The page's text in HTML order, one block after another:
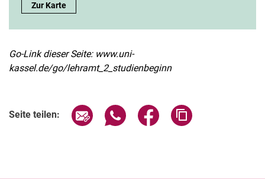
Standort Heinrich-Plett-Straße:
Zur Karte
Go-Link dieser Seite: www.uni-
kassel.de/go/lehramt_2_studienbeginn
Seite teilen: Seite über E-Mail teilen
Seite über WhatsApp teilen
Seite über Facebook